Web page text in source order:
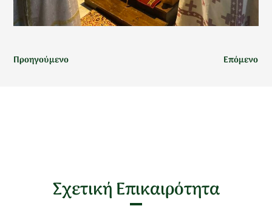
Προηγούμενο Επόμενο
Σχετική Επικαιρότητα